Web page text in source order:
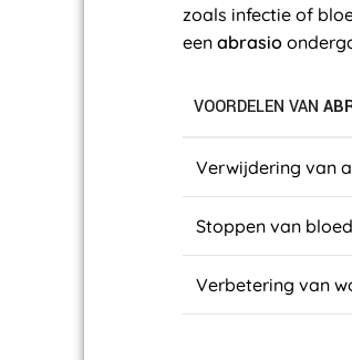
zoals infectie of
een abrasio
VOORDELEN VAN
Verwijdering van
Stoppen van
Verbetering van